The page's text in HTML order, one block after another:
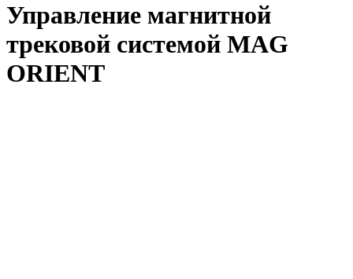
Управление магнитной
трековой системой MAG
ORIENT